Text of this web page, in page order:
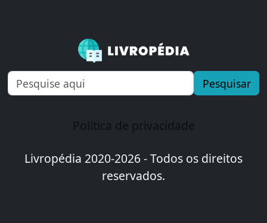
Pesquisar
Política de privacidade
Livropédia 2020-2026 - Todos os direitos
reservados.